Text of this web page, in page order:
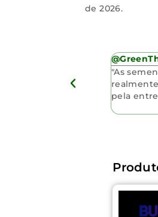
de 2026.
O brinde foi um
"As
pela